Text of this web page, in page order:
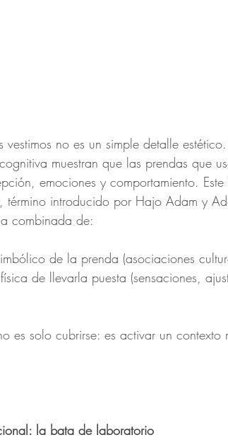
vestimos no es un simple detalle
muestran que las prendas que
emociones y comportamiento.
término introducido por Hajo Adam y
combinada de:
de la prenda (asociaciones
de llevarla puesta (sensaciones,
es solo cubrirse: es activar un contexto
la bata de laboratorio